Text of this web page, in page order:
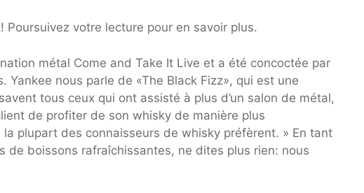
votre lecture pour en savoir plus.
métal Come and Take It Live et a été concoctée par
Yankee nous parle de «The Black Fizz», qui est une
tous ceux qui ont assisté à plus d’un salon de métal,
de profiter de son whisky de manière plus
plupart des connaisseurs de whisky préfèrent. » En tant
boissons rafraîchissantes, ne dites plus rien: nous